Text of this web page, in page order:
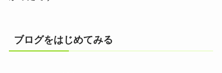
ブログをはじめてみる